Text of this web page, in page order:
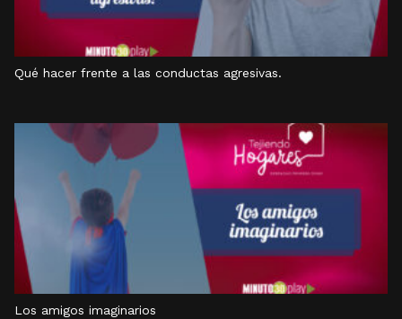
Qué hacer frente a las conductas agresivas.
Los amigos imaginarios